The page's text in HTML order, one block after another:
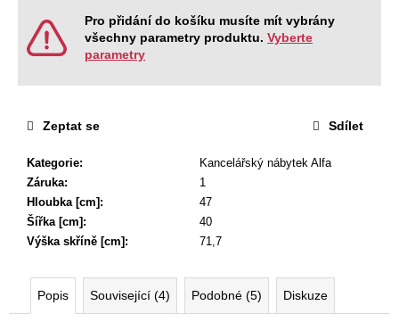
Pro přidání do košíku musíte mít vybrány
všechny parametry produktu. Vyberte
parametry
Kategorie:
Kancelářský nábytek Alfa
Záruka:
1
Hloubka [cm] :
47
Šířka [cm] :
40
Výška skříně [cm] : 71,7
Zeptat se Sdílet
Popis Související (4) Podobné (5) Diskuze
468
Kč